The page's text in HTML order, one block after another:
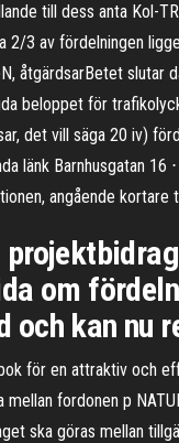
till dess anta Kol-
3 av fördelningen
åtgärdsarBetet slutar
beloppet för
det vill säga 20 iv)
länk Barnhusgatan
angående
om
och kan nu
för en attraktiv och
fordonen p
ska göras mellan